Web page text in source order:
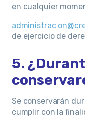
en cualquier
de ejercicio de
5.
Se conservarán
cumplir con la